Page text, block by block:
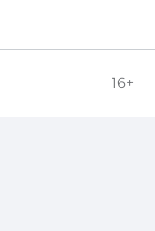
16+